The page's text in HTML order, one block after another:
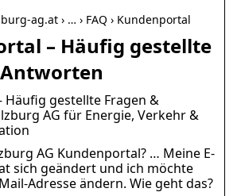
ag.at › … › FAQ › Kundenportal
– Häufig gestellte
Häufig gestellte Fragen &
AG für Energie, Verkehr &
AG Kundenportal? … Meine E-
sich geändert und ich möchte
Adresse ändern. Wie geht das?